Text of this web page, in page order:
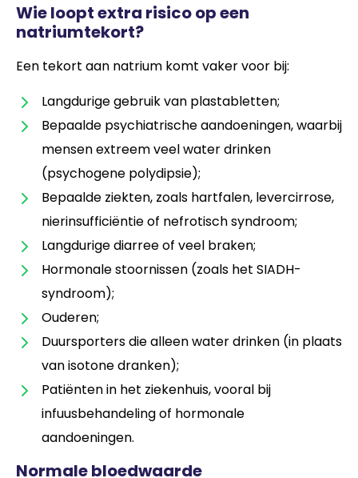
Wie loopt extra risico op een
natriumtekort?
Een tekort aan natrium komt vaker voor bij:
Langdurige gebruik van plastabletten;
Bepaalde psychiatrische aandoeningen, waarbij
mensen extreem veel water drinken
(psychogene polydipsie);
Bepaalde ziekten, zoals hartfalen, levercirrose,
nierinsufficiëntie of nefrotisch syndroom;
Langdurige diarree of veel braken;
Hormonale stoornissen (zoals het SIADH-
syndroom);
Ouderen;
Duursporters die alleen water drinken (in plaats
van isotone dranken);
Patiënten in het ziekenhuis, vooral bij
infuusbehandeling of hormonale
aandoeningen.
Normale bloedwaarde